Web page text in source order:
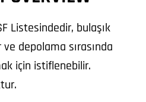
Listesindedir, bulaşık
depolama sırasında
için istiflenebilir.